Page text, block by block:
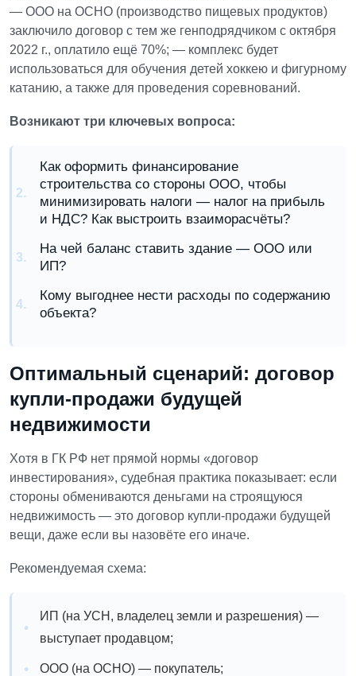
— ООО на ОСНО (производство пищевых продуктов)
заключило договор с тем же генподрядчиком с октября
2022 г., оплатило ещё 70%; — комплекс будет
использоваться для обучения детей хоккею и фигурному
катанию, а также для проведения соревнований.
Возникают три ключевых вопроса:
Как оформить финансирование
строительства со стороны ООО, чтобы
минимизировать налоги — налог на прибыль
и НДС? Как выстроить взаиморасчёты?
На чей баланс ставить здание — ООО или
ИП?
Кому выгоднее нести расходы по содержанию
объекта?
Оптимальный сценарий: договор
купли‑продажи будущей
недвижимости
Хотя в ГК РФ нет прямой нормы «договор
инвестирования», судебная практика показывает: если
стороны обмениваются деньгами на строящуюся
недвижимость — это договор купли-продажи будущей
вещи, даже если вы назовёте его иначе.
Рекомендуемая схема:
ИП (на УСН, владелец земли и разрешения) —
выступает продавцом;
ООО (на ОСНО) — покупатель;